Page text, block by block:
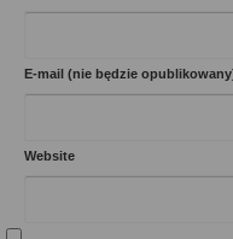
E-mail (nie będzie
Website